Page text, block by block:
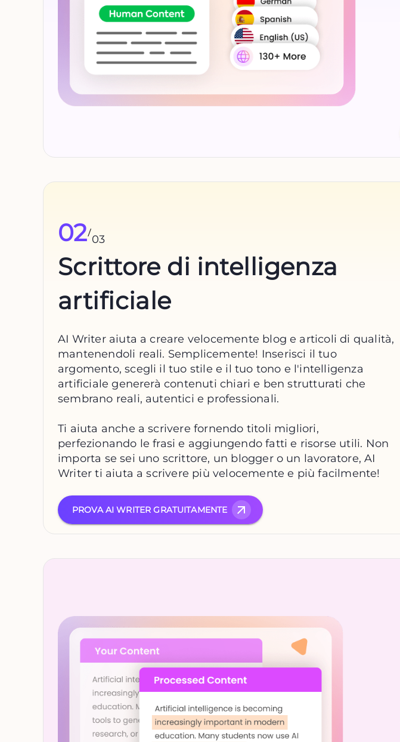
02/
03
Scrittore di intelligenza
artificiale
AI Writer aiuta a creare velocemente blog e articoli di qualità,
mantenendoli reali. Semplicemente! Inserisci il tuo
argomento, scegli il tuo stile e il tuo tono e l'intelligenza
artificiale genererà contenuti chiari e ben strutturati che
sembrano reali, autentici e professionali.
Ti aiuta anche a scrivere fornendo titoli migliori,
perfezionando le frasi e aggiungendo fatti e risorse utili. Non
importa se sei uno scrittore, un blogger o un lavoratore, AI
Writer ti aiuta a scrivere più velocemente e più facilmente!
PROVA AI WRITER GRATUITAMENTE